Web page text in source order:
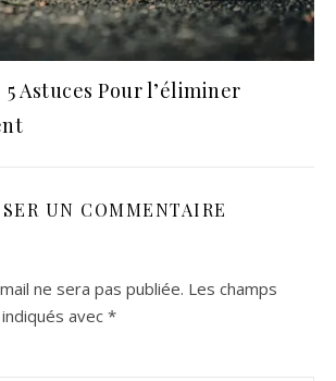
Astuces Pour l’éliminer
UN COMMENTAIRE
ne sera pas publiée. Les champs
avec *